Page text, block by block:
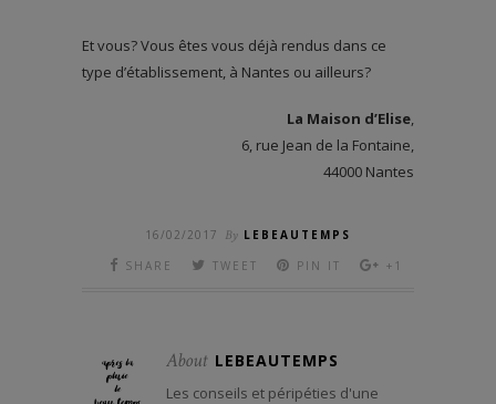
Et vous? Vous êtes vous déjà rendus dans ce
type d’établissement, à Nantes ou ailleurs?
La Maison d’Elise,
6, rue Jean de la Fontaine,
44000 Nantes
16/02/2017 By LEBEAUTEMPS
SHARE
TWEET PIN IT +1
About LEBEAUTEMPS
Les conseils et péripéties d'une